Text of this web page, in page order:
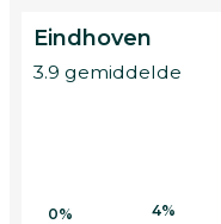
Eindhoven
3.9 gemiddelde
0%
4%